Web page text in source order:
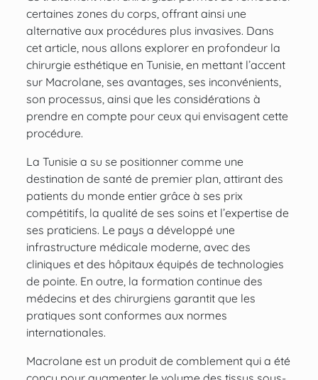
certaines zones du corps, offrant ainsi une
alternative aux procédures plus invasives. Dans
cet article, nous allons explorer en profondeur la
chirurgie esthétique en Tunisie, en mettant l’accent
sur Macrolane, ses avantages, ses inconvénients,
son processus, ainsi que les considérations à
prendre en compte pour ceux qui envisagent cette
procédure.
La Tunisie a su se positionner comme une
destination de santé de premier plan, attirant des
patients du monde entier grâce à ses prix
compétitifs, la qualité de ses soins et l’expertise de
ses praticiens. Le pays a développé une
infrastructure médicale moderne, avec des
cliniques et des hôpitaux équipés de technologies
de pointe. En outre, la formation continue des
médecins et des chirurgiens garantit que les
pratiques sont conformes aux normes
internationales.
Macrolane est un produit de comblement qui a été